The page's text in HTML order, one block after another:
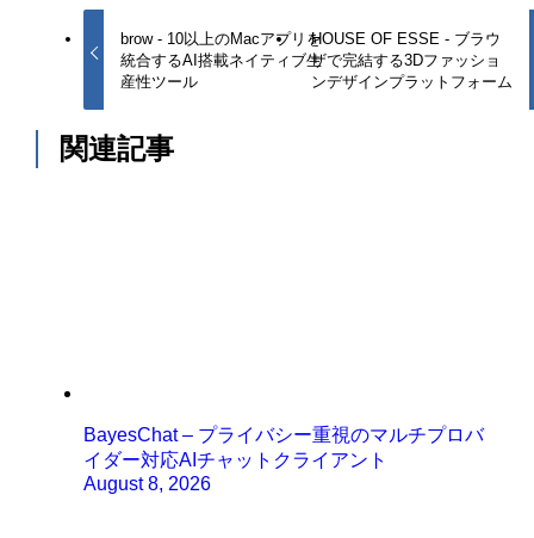
brow - 10以上のMacアプリを
統合するAI搭載ネイティブ生
産性ツール
HOUSE OF ESSE - ブラウ
ザで完結する3Dファッショ
ンデザインプラットフォーム
関連記事
BayesChat – プライバシー重視のマルチプロバ
イダー対応AIチャットクライアント
August 8, 2026